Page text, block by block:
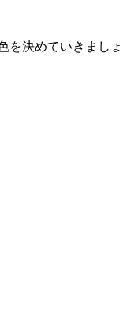
を決めていきまし